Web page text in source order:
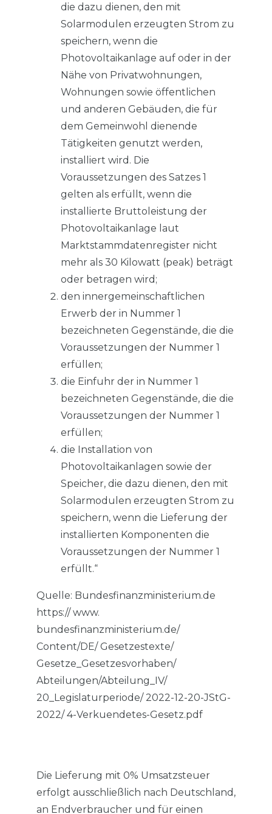
die dazu dienen, den mit
Solarmodulen erzeugten Strom zu
speichern, wenn die
Photovoltaikanlage auf oder in der
Nähe von Privatwohnungen,
Wohnungen sowie öffentlichen
und anderen Gebäuden, die für
dem Gemeinwohl dienende
Tätigkeiten genutzt werden,
installiert wird. Die
Voraussetzungen des Satzes 1
gelten als erfüllt, wenn die
installierte Bruttoleistung der
Photovoltaikanlage laut
Marktstammdatenregister nicht
mehr als 30 Kilowatt (peak) beträgt
oder betragen wird;
den innergemeinschaftlichen
Erwerb der in Nummer 1
bezeichneten Gegenstände, die die
Voraussetzungen der Nummer 1
erfüllen;
die Einfuhr der in Nummer 1
bezeichneten Gegenstände, die die
Voraussetzungen der Nummer 1
erfüllen;
die Installation von
Photovoltaikanlagen sowie der
Speicher, die dazu dienen, den mit
Solarmodulen erzeugten Strom zu
speichern, wenn die Lieferung der
installierten Komponenten die
Voraussetzungen der Nummer 1
erfüllt.“
Quelle: Bundesfinanzministerium.de
https:// www.
bundesfinanzministerium.de/
Content/DE/ Gesetzestexte/
Gesetze_Gesetzesvorhaben/
Abteilungen/Abteilung_IV/
20_Legislaturperiode/ 2022-12-20-JStG-
2022/ 4-Verkuendetes-Gesetz.pdf
Die Lieferung mit 0% Umsatzsteuer
erfolgt ausschließlich nach Deutschland,
an Endverbraucher und für einen